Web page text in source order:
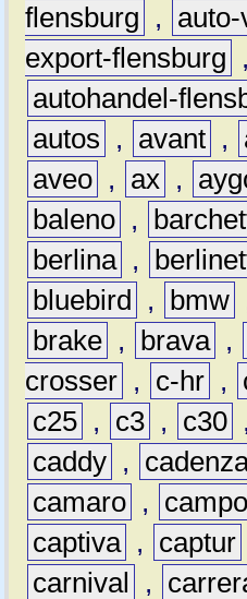
flensburg
,
export-flensburg
,
autohandel-
autos
, avant ,
aveo , ax ,
baleno ,
berlina ,
bluebird
, bmw
brake , brava ,
crosser , c-hr ,
c25 , c3 , c30 ,
caddy ,
camaro , campo
captiva , captur
carnival
,